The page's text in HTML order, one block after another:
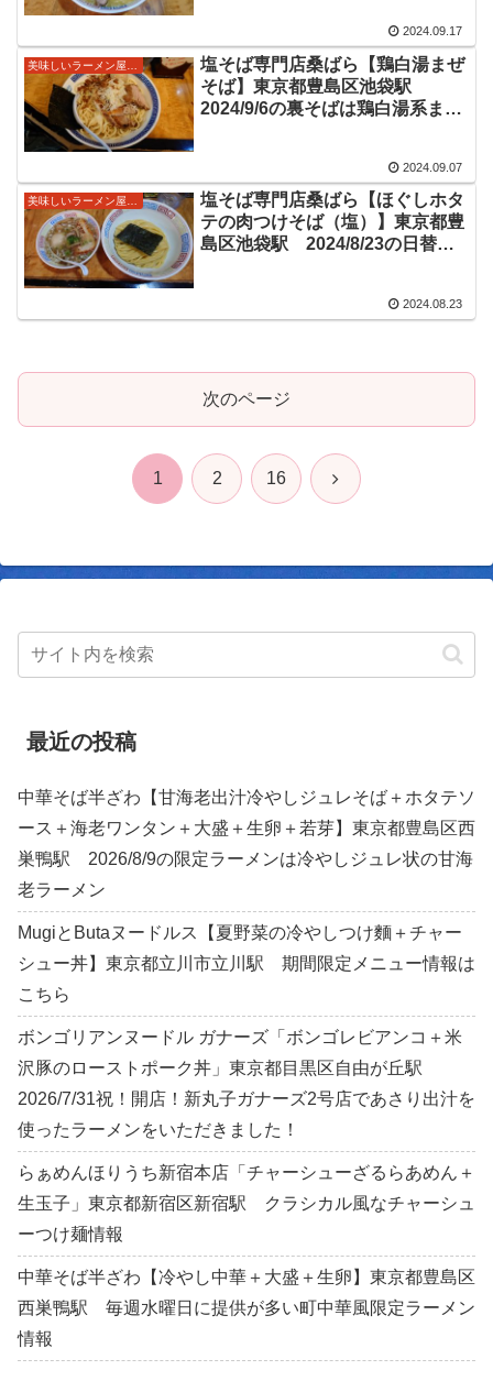
2024.09.17
塩そば専門店桑ばら【鶏白湯まぜ
そば】東京都豊島区池袋駅
2024/9/6の裏そばは鶏白湯系まぜ
2024.09.07
美味しいラーメン屋さん
塩そば専門店桑ばら【ほぐしホタ
テの肉つけそば（塩）】東京都豊
島区池袋駅 2024/8/23の日替わ
2024.08.23
次のページ
1 2 16 次
最近の投稿
中華そば半ざわ【甘海老出汁冷やしジュレそば＋ホタテソ
ース＋海老ワンタン＋大盛＋生卵＋若芽】東京都豊島区西
巣鴨駅 2026/8/9の限定ラーメンは冷やしジュレ状の甘海
老ラーメン
MugiとButaヌードルス【夏野菜の冷やしつけ麵＋チャー
シュー丼】東京都立川市立川駅 期間限定メニュー情報は
こちら
ボンゴリアンヌードル ガナーズ「ボンゴレビアンコ＋米
沢豚のローストポーク丼」東京都目黒区自由が丘駅
2026/7/31祝！開店！新丸子ガナーズ2号店であさり出汁を
使ったラーメンをいただきました！
らぁめんほりうち新宿本店「チャーシューざるらあめん＋
生玉子」東京都新宿区新宿駅 クラシカル風なチャーシュ
ーつけ麺情報
中華そば半ざわ【冷やし中華＋大盛＋生卵】東京都豊島区
西巣鴨駅 毎週水曜日に提供が多い町中華風限定ラーメン
情報